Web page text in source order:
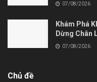
07/08/2026
Khám Phá
Dừng Chân
07/08/2026
Chủ đề